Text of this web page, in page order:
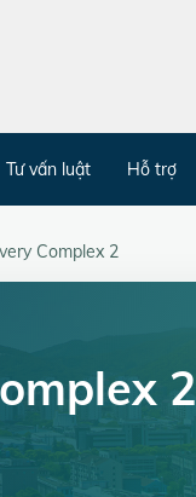
Tư vấn luật Hỗ trợ
Complex 2
2